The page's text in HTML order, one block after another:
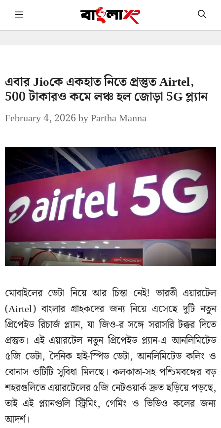
Skip Menu
এবার Jioকে একহাত নিতে প্রস্তুত Airtel,
500 টাকারও কমে লঞ্চ হল জোড়া 5G প্ল্যান
February 4, 2026byPartha Manna
মোবাইলের ডেটা নিয়ে আর চিন্তা নেই! ভারতী এয়ারটেল
(Airtel) বাংলার গ্রাহকদের জন্য নিয়ে এসেছে দুটি নতুন
প্রিপেইড রিচার্জ প্ল্যান, যা জিও-র সঙ্গে সরাসরি টক্কর দিতে
প্রস্তুত। এই এয়ারটেল নতুন প্রিপেইড প্ল্যান-এ আনলিমিটেড
৫জি ডেটা, দৈনিক হাই-স্পিড ডেটা, আনলিমিটেড কলিং ও
বোনাস ওটিটি সুবিধা মিলছে। কলকাতা-সহ পশ্চিমবঙ্গের বড়
শহরগুলিতে এয়ারটেলের ৫জি নেটওয়ার্ক দ্রুত ছড়িয়ে পড়ছে,
তাই এই প্ল্যানগুলি স্ট্রিমিং, গেমিং ও ভিডিও কলের জন্য
আদর্শ।